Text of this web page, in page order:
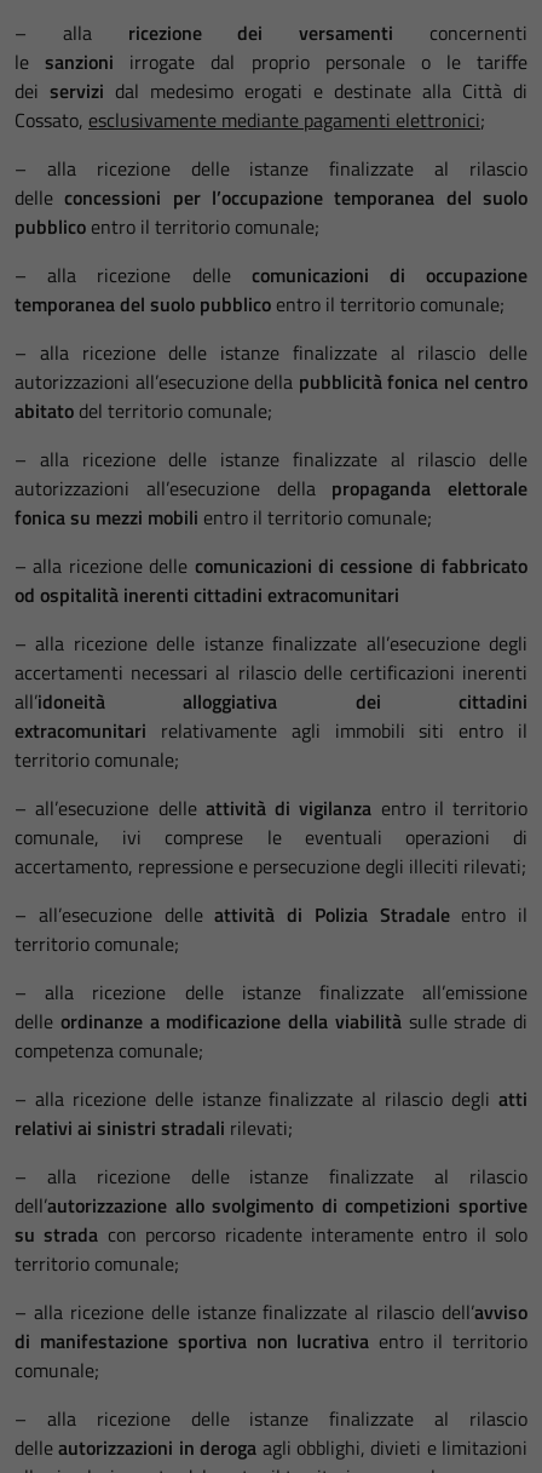
– alla ricezione dei versamenti concernenti
lesanzioni irrogate dal proprio personale o le tariffe
dei servizi dal medesimo erogati e destinate alla Città di
Cossato, esclusivamente mediante pagamenti elettronici;
– alla ricezione delle istanze finalizzate al rilascio
delleconcessioni per l’occupazione temporanea del suolo
pubblico entro il territorio comunale;
– alla ricezione delle comunicazioni di occupazione
temporanea del suolo pubblico entro il territorio comunale;
– alla ricezione delle istanze finalizzate al rilascio delle
autorizzazioni all’esecuzione della pubblicità fonica nel centro
abitato del territorio comunale;
– alla ricezione delle istanze finalizzate al rilascio delle
autorizzazioni all’esecuzione della propaganda elettorale
fonica su mezzi mobili entro il territorio comunale;
– alla ricezione delle comunicazioni di cessione di fabbricato
od ospitalità inerenti cittadini extracomunitari
– alla ricezione delle istanze finalizzate all’esecuzione degli
accertamenti necessari al rilascio delle certificazioni inerenti
all’idoneità alloggiativa dei cittadini
extracomunitari relativamente agli immobili siti entro il
territorio comunale;
– all’esecuzione delle attività di vigilanza entro il territorio
comunale, ivi comprese le eventuali operazioni di
accertamento, repressione e persecuzione degli illeciti rilevati;
– all’esecuzione delleattività di Polizia Stradaleentro il
territorio comunale;
– alla ricezione delle istanze finalizzate all’emissione
delle ordinanze a modificazione della viabilitàsulle strade di
competenza comunale;
– alla ricezione delle istanze finalizzate al rilascio degli atti
relativi ai sinistri stradali rilevati;
– alla ricezione delle istanze finalizzate al rilascio
dell’autorizzazione allo svolgimento di competizioni sportive
su strada con percorso ricadente interamente entro il solo
territorio comunale;
– alla ricezione delle istanze finalizzate al rilascio dell’avviso
di manifestazione sportiva non lucrativa entro il territorio
comunale;
– alla ricezione delle istanze finalizzate al rilascio
delleautorizzazioni in deroga agli obblighi, divieti e limitazioni